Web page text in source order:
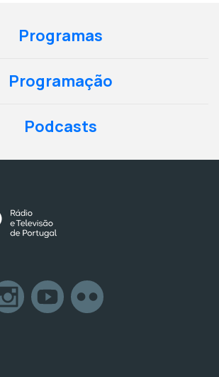
Programas
Programação
Podcasts